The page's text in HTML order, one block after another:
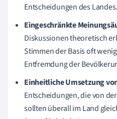
Entscheidungen des Landes.
Eingeschränkte
Diskussionen theoretisch
Stimmen der Basis oft
Entfremdung der
Einheitliche Umsetzung
Entscheidungen, die von
sollten überall im Land